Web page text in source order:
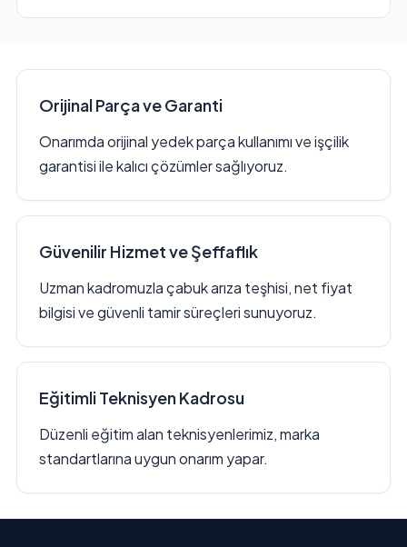
Orijinal Parça ve Garanti
Onarımda orijinal yedek parça kullanımı ve işçilik
garantisi ile kalıcı çözümler sağlıyoruz.
Güvenilir Hizmet ve Şeffaflık
Uzman kadromuzla çabuk arıza teşhisi, net fiyat
bilgisi ve güvenli tamir süreçleri sunuyoruz.
Eğitimli Teknisyen Kadrosu
Düzenli eğitim alan teknisyenlerimiz, marka
standartlarına uygun onarım yapar.